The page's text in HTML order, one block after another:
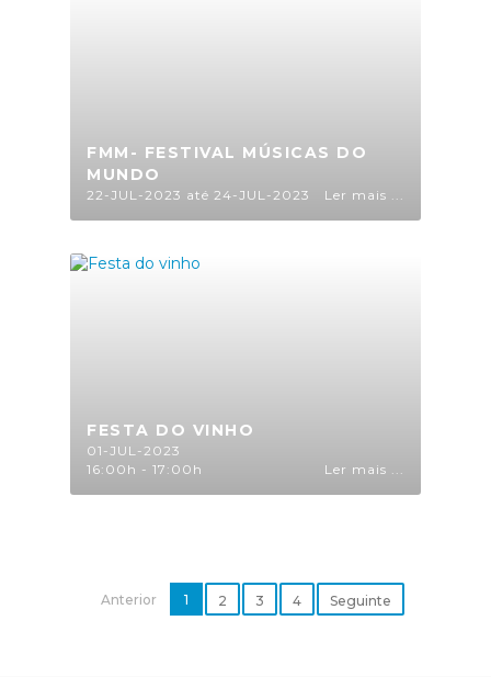
FMM- FESTIVAL MÚSICAS DO
MUNDO
22-JUL-2023 até 24-JUL-2023 Ler mais ...
FESTA DO VINHO
01-JUL-2023
16:00h - 17:00h
Ler mais ...
Anterior 1 2 3 4 Seguinte